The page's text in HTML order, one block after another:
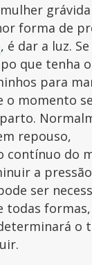
forma de
, é dar a luz.
que tenha
para
o momento
repouso,
contínuo do
a
ser
todas
o